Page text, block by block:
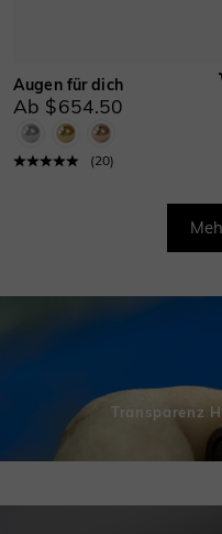
Augen für dich
Ab $654.50
(20)
Transparenz